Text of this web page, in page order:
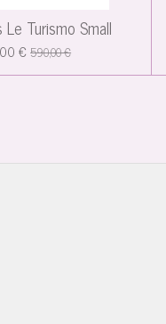
Turismo Small
€ 590,00 €